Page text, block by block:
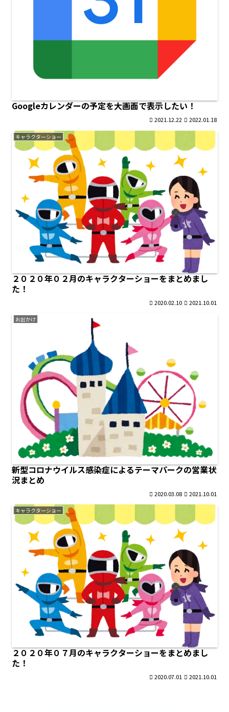
Googleカレンダーの予定を大画面で表示したい！
2021.12.22 2022.01.18
キャラクターショー
２０２０年０２月のキャラクターショーをまとめまし
た！
2020.02.10 2021.10.01
お出かけ
新型コロナウイルス感染症によるテーマパークの営業状
況まとめ
2020.03.08 2021.10.01
キャラクターショー
２０２０年０７月のキャラクターショーをまとめまし
た！
2020.07.01 2021.10.01